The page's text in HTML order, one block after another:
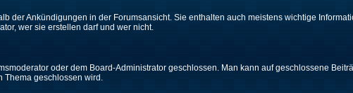
der Ankündigungen in der Forumsansicht. Sie enthalten auch meistens wichtige
wer sie erstellen darf und wer nicht.
oder dem Board-Administrator geschlossen. Man kann auf geschlossene
Thema geschlossen wird.